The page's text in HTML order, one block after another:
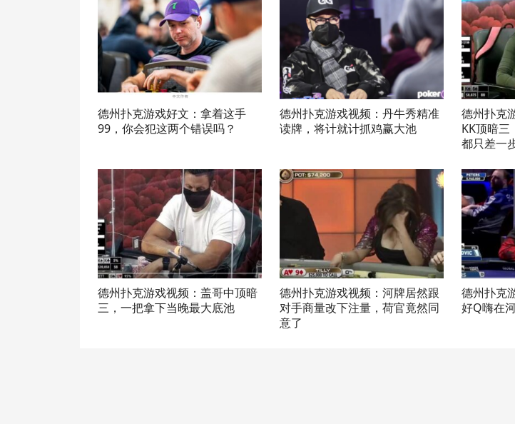
德州扑克游戏好文：拿着这手
99，你会犯这两个错误吗？
德州扑克游戏视频：丹牛秀精准
读牌，将计就计抓鸡赢大池
德州扑克
KK顶暗三
都只差一
德州扑克游戏视频：盖哥中顶暗
三，一把拿下当晚最大底池
德州扑克游戏视频：河牌居然跟
对手商量改下注量，荷官竟然同
意了
德州扑克
好Q嗨在